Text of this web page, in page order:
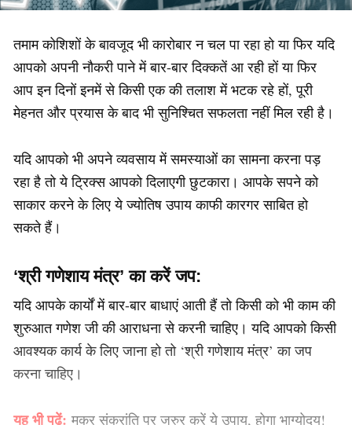
तमाम कोशिशों के बावजूद भी कारोबार न चल पा रहा हो या फिर यदि
आपको अपनी नौकरी पाने में बार-बार दिक्कतें आ रही हों या फिर
आप इन दिनों इनमें से किसी एक की तलाश में भटक रहे हों, पूरी
मेहनत और प्रयास के बाद भी सुनिश्चित सफलता नहीं मिल रही है।
यदि आपको भी अपने व्यवसाय में समस्याओं का सामना करना पड़
रहा है तो ये ट्रिक्स आपको दिलाएगी छुटकारा। आपके सपने को
साकार करने के लिए ये ज्योतिष उपाय काफी कारगर साबित हो
सकते हैं।
‘श्री गणेशाय मंत्र’ का करें जप:
यदि आपके कार्यों में बार-बार बाधाएं आती हैं तो किसी को भी काम की
शुरुआत गणेश जी की आराधना से करनी चाहिए। यदि आपको किसी
आवश्यक कार्य के लिए जाना हो तो ‘श्री गणेशाय मंत्र’ का जप
करना चाहिए।
यह भी पढ़ें: मकर संक्रांति पर जरुर करें ये उपाय, होगा भाग्योदय!